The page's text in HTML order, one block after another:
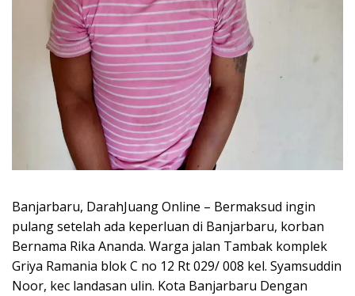
Banjarbaru, DarahJuang Online – Bermaksud ingin
pulang setelah ada keperluan di Banjarbaru, korban
Bernama Rika Ananda. Warga jalan Tambak komplek
Griya Ramania blok C no 12 Rt 029/ 008 kel. Syamsuddin
Noor, kec landasan ulin. Kota Banjarbaru Dengan